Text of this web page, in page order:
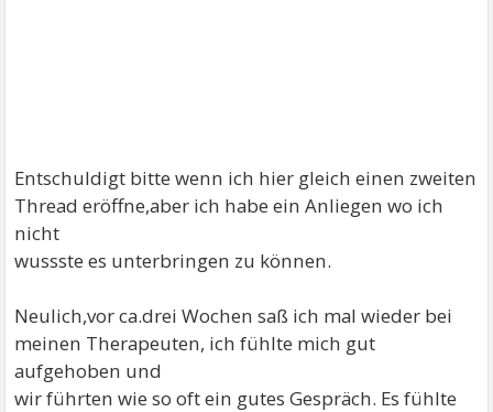
Entschuldigt bitte wenn ich hier gleich einen zweiten
Thread eröffne,aber ich habe ein Anliegen wo ich
nicht
wussste es unterbringen zu können.
Neulich,vor ca.drei Wochen saß ich mal wieder bei
meinen Therapeuten, ich fühlte mich gut
aufgehoben und
wir führten wie so oft ein gutes Gespräch. Es fühlte